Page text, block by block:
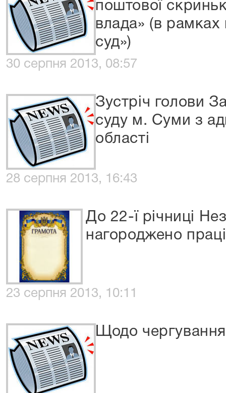
поштової
влада» (в рамках
суд»)
30 серпня 2013, 08:57
Зустріч голови
суду м. Суми з
області
28 серпня 2013, 16:43
До 22-ї річниці
нагороджено
23 серпня 2013, 10:11
Щодо